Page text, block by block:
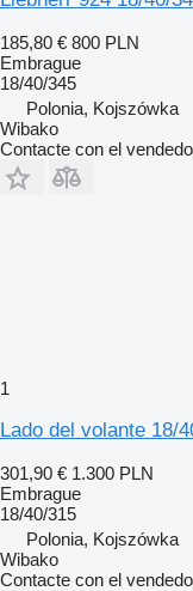
185,80 € 800 PLN
Embrague
18/40/345
Polonia, Kojszówka
Wibako
Contacte con el
1
Lado del volante 18/
301,90 € 1.300 PLN
Embrague
18/40/315
Polonia, Kojszówka
Wibako
Contacte con el